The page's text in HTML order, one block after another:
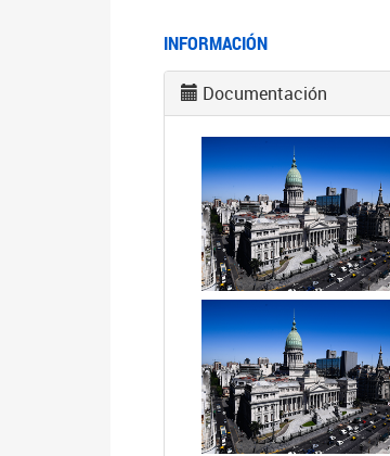
INFORMACIÓN
Documentación